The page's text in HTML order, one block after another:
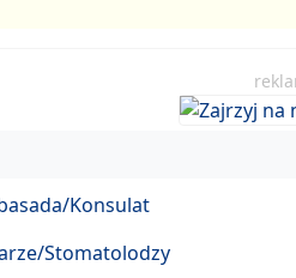
Konsulat
Stomatolodzy